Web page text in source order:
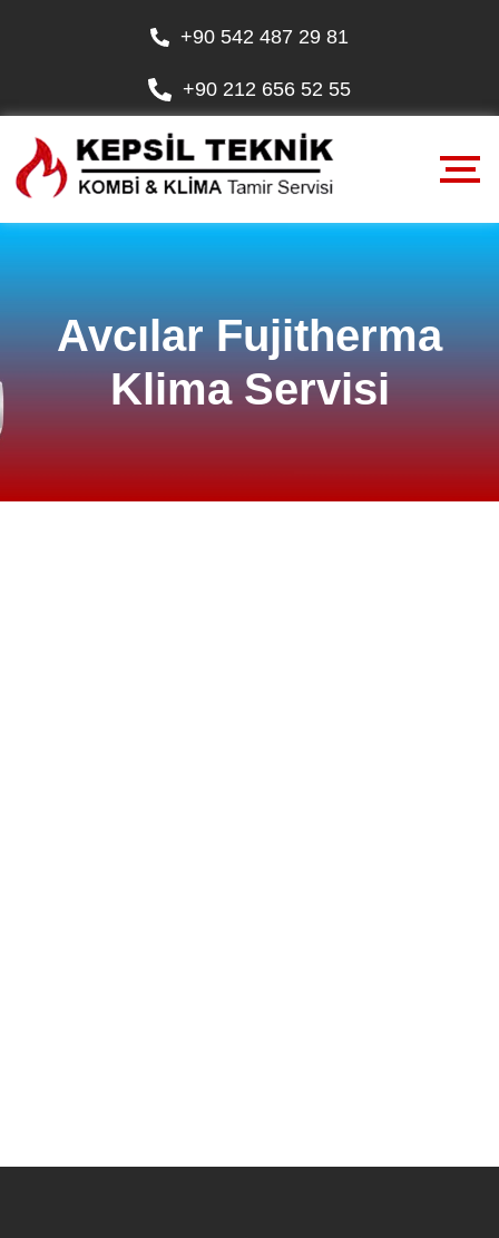
+90 542 487 29 81
+90 212 656 52 55
Avcılar Fujitherma
Klima Servisi